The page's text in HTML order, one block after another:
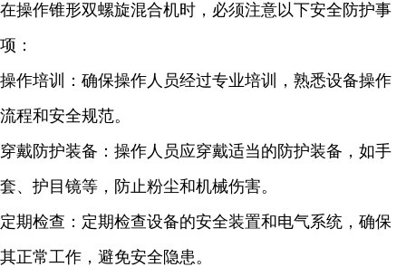
在操作锥形双螺旋混合机时，必须注意以下安全防护事
项：
操作培训：确保操作人员经过专业培训，熟悉设备操作
流程和安全规范。
穿戴防护装备：操作人员应穿戴适当的防护装备，如手
套、护目镜等，防止粉尘和机械伤害。
定期检查：定期检查设备的安全装置和电气系统，确保
其正常工作，避免安全隐患。